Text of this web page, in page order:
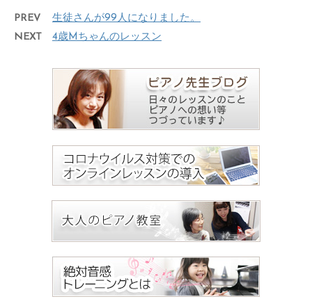
PREV
生徒さんが99人になりました。
NEXT
4歳Mちゃんのレッスン